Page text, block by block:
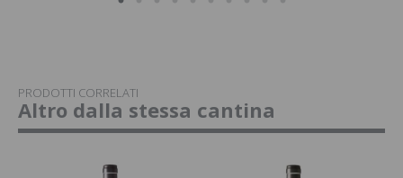
PRODOTTI CORRELATI
Altro dalla stessa cantina